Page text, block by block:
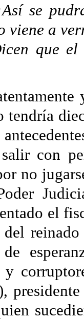
se
viene a
que
tendría
con
no
el
y